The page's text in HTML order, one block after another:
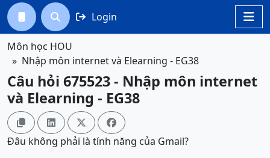

  Login
Môn học HOU
Nhập môn internet và Elearning - EG38
Câu hỏi 675523 - Nhập môn internet
và Elearning - EG38
   
Đâu không phải là tính năng của Gmail?